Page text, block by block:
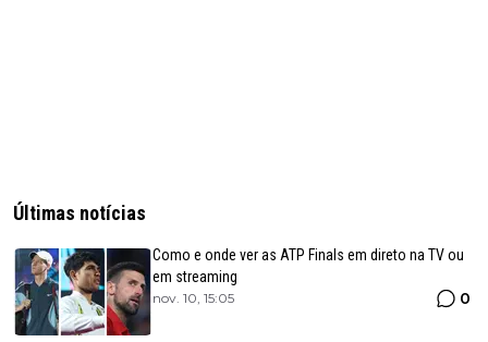
Últimas notícias
Como e onde ver as ATP Finals em direto na TV ou
em streaming
nov. 10, 15:05 0